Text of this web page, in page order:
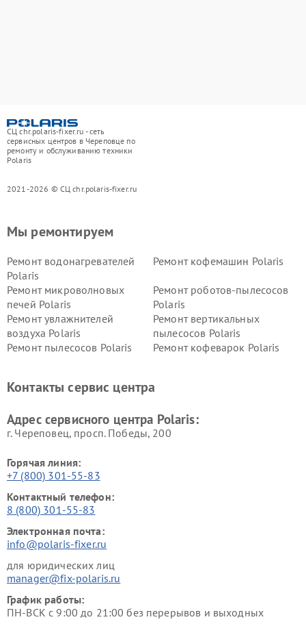
СЦ chr.polaris-fixer.ru - сеть
сервисных центров в Череповце по
ремонту и обслуживанию техники
Polaris
2021-2026 © СЦ chr.polaris-fixer.ru
Мы ремонтируем
Ремонт водонагревателей
Polaris
Ремонт кофемашин Polaris
Ремонт микроволновых
печей Polaris
Ремонт роботов-пылесосов
Polaris
Ремонт увлажнителей
воздуха Polaris
Ремонт вертикальных
пылесосов Polaris
Ремонт пылесосов Polaris
Ремонт кофеварок Polaris
Контакты сервис центра
Адрес сервисного центра Polaris:
г. Череповец, просп. Победы, 200
Горячая линия:
+7 (800) 301-55-83
Контактный телефон:
8 (800) 301-55-83
Электронная почта:
info@polaris-fixer.ru
для юридических лиц
manager@fix-polaris.ru
График работы:
ПН-ВСК с 9:00 до 21:00 без перерывов и выходных